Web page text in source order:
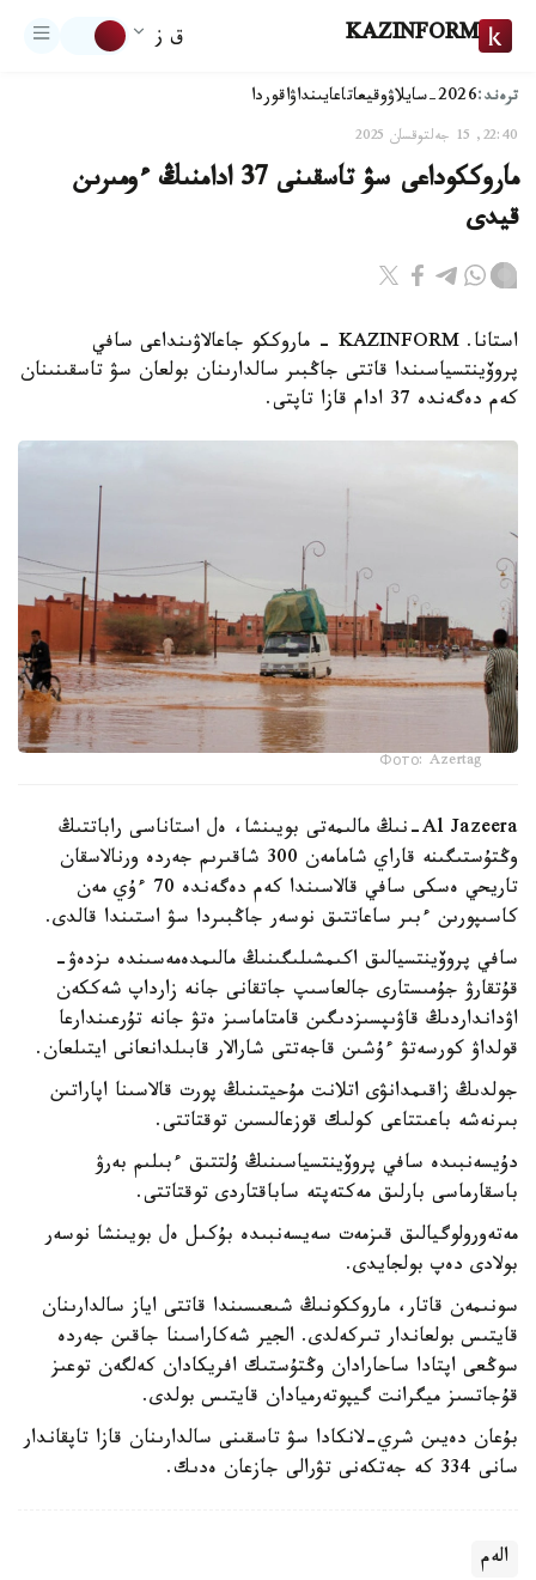
KAZINFORM ق ز
ترەند:2026-سايلاۋ وقيعاتاعايىنداۋاقوردا
22:40, 15 جەلتوقسان 2025
ماروككوداعى سۋ تاسقىنى 37 ادامنىڭ ءومىرىن
قيدى
استانا. KAZINFORM - ماروككو جاعالاۋىنداعى سافي
پروۆينتسياسىندا قاتتى جاڭبىر سالدارىنان بولعان سۋ تاسقىنىنان
كەم دەگەندە 37 ادام قازا تاپتى.
Фото: Azertag
Al Jazeera-نىڭ مالىمەتى بويىنشا، ەل استاناسى راباتتىڭ
وڭتۇستىگىنە قاراي شامامەن 300 شاقىرىم جەردە ورنالاسقان
تاريحي ەسكى سافي قالاسىندا كەم دەگەندە 70 ءۇي مەن
كاسىپورىن ءبىر ساعاتتىق نوسەر جاڭبىردا سۋ استىندا قالدى.
سافي پروۆينتسيالىق اكىمشىلىگىنىڭ مالىمدەمەسىندە ىزدەۋ-
قۇتقارۋ جۇمىستارى جالعاسىپ جاتقانى جانە زارداپ شەككەن
اۋدانداردىڭ قاۋىپسىزدىگىن قامتاماسىز ەتۋ جانە تۇرعىندارعا
قولداۋ كورسەتۋ ءۇشىن قاجەتتى شارالار قابىلدانعانى ايتىلعان.
جولدىڭ زاقىمدانۋى اتلانت مۇحيتىنىڭ پورت قالاسىنا اپاراتىن
بىرنەشە باعىتتاعى كولىك قوزعالىسىن توقتاتتى.
دۇيسەنبىدە سافي پروۆينتسياسىنىڭ ۇلتتىق ءبىلىم بەرۋ
باسقارماسى بارلىق مەكتەپتە ساباقتاردى توقتاتتى.
مەتەورولوگيالىق قىزمەت سەيسەنبىدە بۇكىل ەل بويىنشا نوسەر
بولادى دەپ بولجايدى.
سونىمەن قاتار، ماروككونىڭ شىعىسىندا قاتتى اياز سالدارىنان
قايتىس بولعاندار تىركەلدى. الجير شەكاراسىنا جاقىن جەردە
سوڭعى اپتادا ساحارادان وڭتۇستىك افريكادان كەلگەن توعىز
قۇجاتسىز ميگرانت گيپوتەرميادان قايتىس بولدى.
بۇعان دەيىن شري-لانكادا سۋ تاسقىنى سالدارىنان قازا تاپقاندار
سانى 334 كە جەتكەنى تۋرالى جازعان ەدىك.
الەم